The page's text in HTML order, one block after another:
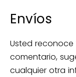
Envíos
Usted
comentario,
cualquier otra